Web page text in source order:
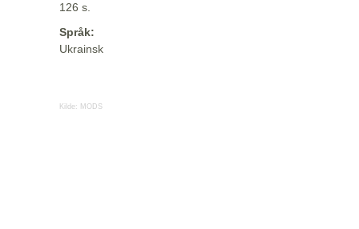
126 s.
Språk:
Ukrainsk
Kilde: MODS